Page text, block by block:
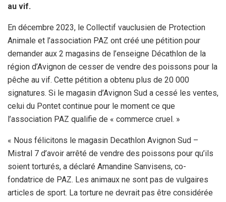
au vif.
En décembre 2023, le Collectif vauclusien de Protection
Animale et l’association PAZ ont créé une pétition pour
demander aux 2 magasins de l’enseigne Décathlon de la
région d’Avignon de cesser de vendre des poissons pour la
pêche au vif. Cette pétition a obtenu plus de 20 000
signatures. Si le magasin d’Avignon Sud a cessé les ventes,
celui du Pontet continue pour le moment ce que
l’association PAZ qualifie de « commerce cruel. »
« Nous félicitons le magasin Decathlon Avignon Sud –
Mistral 7 d’avoir arrêté de vendre des poissons pour qu’ils
soient torturés, a déclaré Amandine Sanvisens, co-
fondatrice de PAZ. Les animaux ne sont pas de vulgaires
articles de sport. La torture ne devrait pas être considérée